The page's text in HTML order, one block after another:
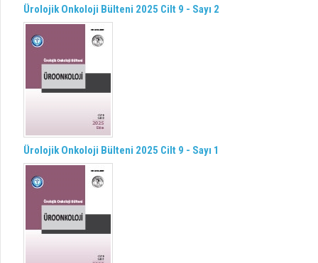
Ürolojik Onkoloji Bülteni 2025 Cilt 9 - Sayı 2
Ürolojik Onkoloji Bülteni 2025 Cilt 9 - Sayı 1